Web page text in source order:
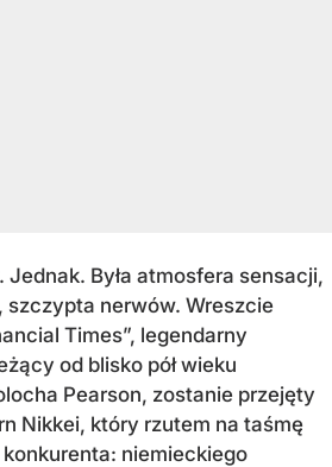
Była atmosfera sensacji,
nerwów. Wreszcie
Times”, legendarny
od blisko pół wieku
Pearson, zostanie przejęty
Nikkei, który rzutem na taśmę
konkurenta: niemieckiego